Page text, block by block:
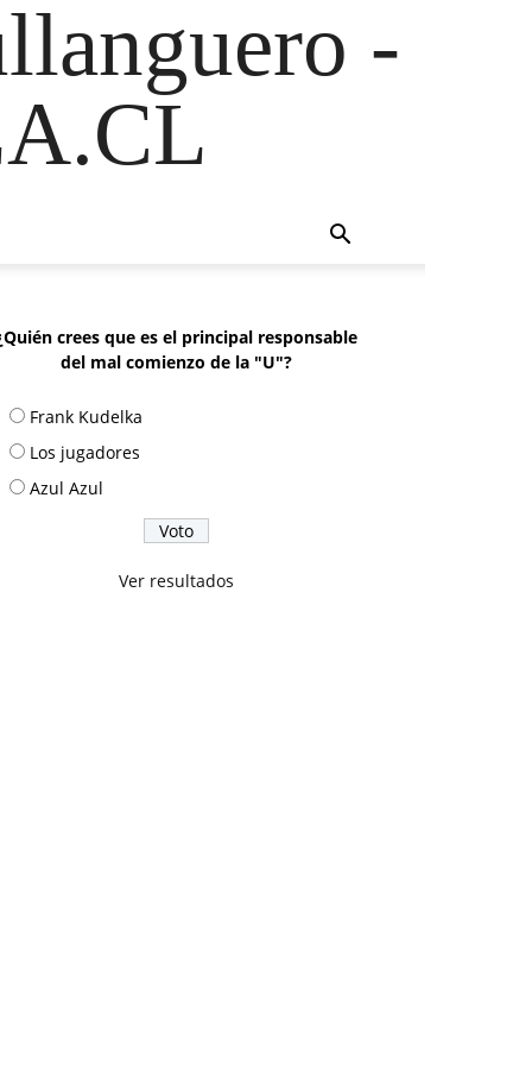
-
crees que es el principal responsable
del mal comienzo de la "U"?
Frank Kudelka
Los jugadores
Azul Azul
Ver resultados